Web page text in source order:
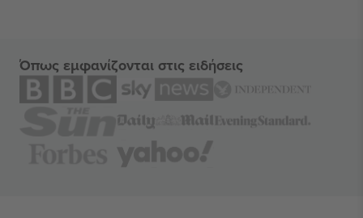
Όπως εμφανίζονται στις ειδήσεις